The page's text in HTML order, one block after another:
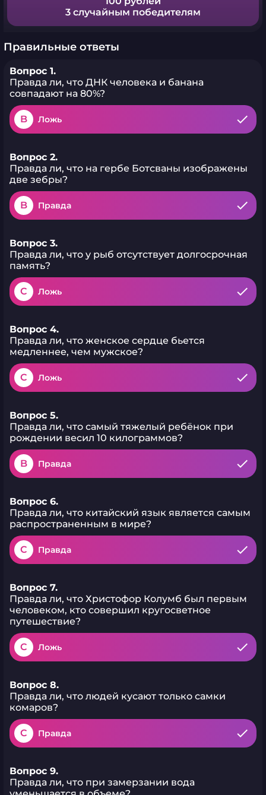
3 случайным победителям
Правильные ответы
Вопрос 1.
Правда ли, что ДНК человека и банана
совпадают на 80%?
B Ложь
Вопрос 2.
Правда ли, что на гербе Ботсваны изображены
две зебры?
B Правда
Вопрос 3.
Правда ли, что у рыб отсутствует долгосрочная
память?
C Ложь
Вопрос 4.
Правда ли, что женское сердце бьется
медленнее, чем мужское?
C Ложь
Вопрос 5.
Правда ли, что самый тяжелый ребёнок при
рождении весил 10 килограммов?
B Правда
Вопрос 6.
Правда ли, что китайский язык является самым
распространенным в мире?
C Правда
Вопрос 7.
Правда ли, что Христофор Колумб был первым
человеком, кто совершил кругосветное
путешествие?
C Ложь
Вопрос 8.
Правда ли, что людей кусают только самки
комаров?
C Правда
Вопрос 9.
Правда ли, что при замерзании вода